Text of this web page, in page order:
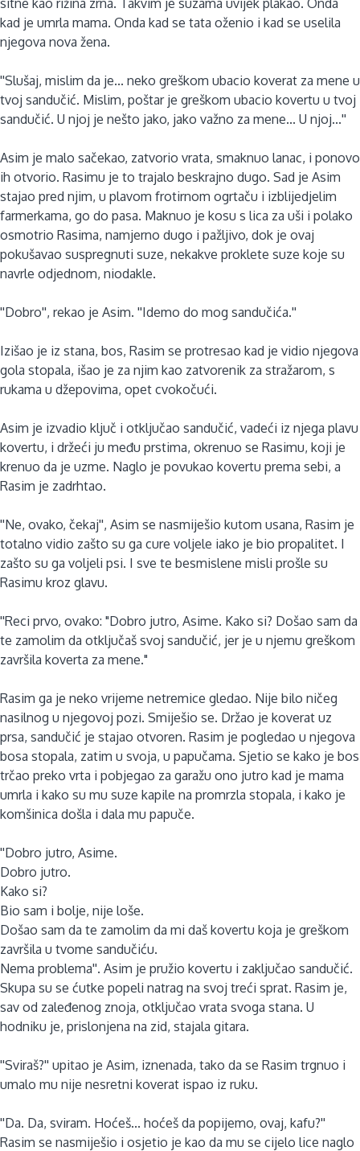
kad je umrla mama. Onda kad se tata oženio i kad se uselila
njegova nova žena.
''Slušaj, mislim da je... neko greškom ubacio koverat za mene u
tvoj sandučić. Mislim, poštar je greškom ubacio kovertu u tvoj
sandučić. U njoj je nešto jako, jako važno za mene... U njoj...''
Asim je malo sačekao, zatvorio vrata, smaknuo lanac, i ponovo
ih otvorio. Rasimu je to trajalo beskrajno dugo. Sad je Asim
stajao pred njim, u plavom frotirnom ogrtaču i izblijedjelim
farmerkama, go do pasa. Maknuo je kosu s lica za uši i polako
osmotrio Rasima, namjerno dugo i pažljivo, dok je ovaj
pokušavao suspregnuti suze, nekakve proklete suze koje su
navrle odjednom, niodakle.
''Dobro'', rekao je Asim. ''Idemo do mog sandučića.''
Izišao je iz stana, bos, Rasim se protresao kad je vidio njegova
gola stopala, išao je za njim kao zatvorenik za stražarom, s
rukama u džepovima, opet cvokočući.
Asim je izvadio ključ i otključao sandučić, vadeći iz njega plavu
kovertu, i držeći ju među prstima, okrenuo se Rasimu, koji je
krenuo da je uzme. Naglo je povukao kovertu prema sebi, a
Rasim je zadrhtao.
''Ne, ovako, čekaj'', Asim se nasmiješio kutom usana, Rasim je
totalno vidio zašto su ga cure voljele iako je bio propalitet. I
zašto su ga voljeli psi. I sve te besmislene misli prošle su
Rasimu kroz glavu.
''Reci prvo, ovako: "Dobro jutro, Asime. Kako si? Došao sam da
te zamolim da otključaš svoj sandučić, jer je u njemu greškom
završila koverta za mene."
Rasim ga je neko vrijeme netremice gledao. Nije bilo ničeg
nasilnog u njegovoj pozi. Smiješio se. Držao je koverat uz
prsa, sandučić je stajao otvoren. Rasim je pogledao u njegova
bosa stopala, zatim u svoja, u papučama. Sjetio se kako je bos
trčao preko vrta i pobjegao za garažu ono jutro kad je mama
umrla i kako su mu suze kapile na promrzla stopala, i kako je
komšinica došla i dala mu papuče.
''Dobro jutro, Asime.
Dobro jutro.
Kako si?
Bio sam i bolje, nije loše.
Došao sam da te zamolim da mi daš kovertu koja je greškom
završila u tvome sandučiću.
Nema problema''. Asim je pružio kovertu i zaključao sandučić.
Skupa su se ćutke popeli natrag na svoj treći sprat. Rasim je,
sav od zaleđenog znoja, otključao vrata svoga stana. U
hodniku je, prislonjena na zid, stajala gitara.
''Sviraš?'' upitao je Asim, iznenada, tako da se Rasim trgnuo i
umalo mu nije nesretni koverat ispao iz ruku.
''Da. Da, sviram. Hoćeš... hoćeš da popijemo, ovaj, kafu?''
Rasim se nasmiješio i osjetio je kao da mu se cijelo lice naglo